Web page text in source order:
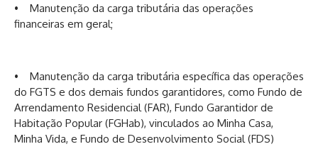
• Manutenção da carga tributária das operações
financeiras em geral;
• Manutenção da carga tributária específica das operações
do FGTS e dos demais fundos garantidores, como Fundo de
Arrendamento Residencial (FAR), Fundo Garantidor de
Habitação Popular (FGHab), vinculados ao Minha Casa,
Minha Vida, e Fundo de Desenvolvimento Social (FDS)